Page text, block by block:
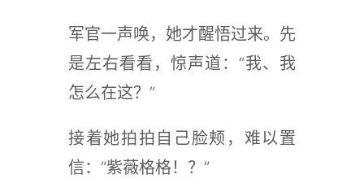
军官一声唤，她才醒悟过来。先
是左右看看，惊声道：“我、我
怎么在这？”
接着她拍拍自己脸颊，难以置
信：“紫薇格格！？”